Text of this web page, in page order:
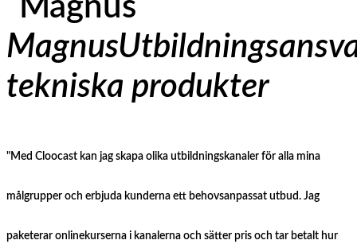
Magnus
tekniska produkter
"Med Cloocast kan jag skapa olika utbildningskanaler för alla mina
målgrupper och erbjuda kunderna ett behovsanpassat utbud. Jag
paketerar onlinekurserna i kanalerna och sätter pris och tar betalt hur